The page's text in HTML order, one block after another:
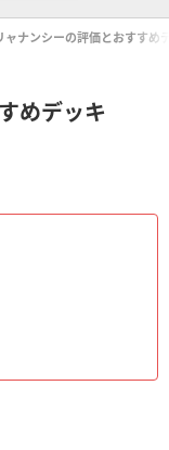
ャナンシーの評価とおすすめ
めデッキ